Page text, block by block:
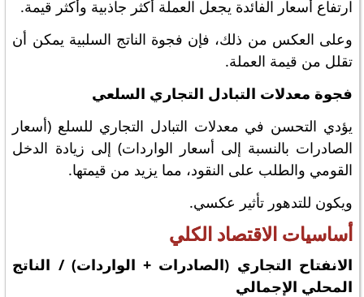
ارتفاع أسعار الفائدة يجعل العملة أكثر جاذبية وأكثر قيمة.
وعلى العكس من ذلك، فإن فجوة الناتج السلبية يمكن أن
تقلل من قيمة العملة.
فجوة معدلات التبادل التجاري السلعي
يؤدي التحسن في معدلات التبادل التجاري للسلع (أسعار
الصادرات بالنسبة إلى أسعار الواردات) إلى زيادة الدخل
القومي والطلب على النقود، مما يزيد من قيمتها.
ويكون للتدهور تأثير عكسي.
أساسيات الاقتصاد الكلي
الانفتاح التجاري (الصادرات + الواردات) / الناتج
المحلي الإجمالي